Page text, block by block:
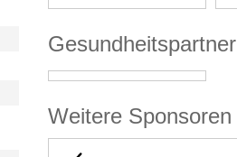
Gesundheitspartner
Weitere Sponsoren